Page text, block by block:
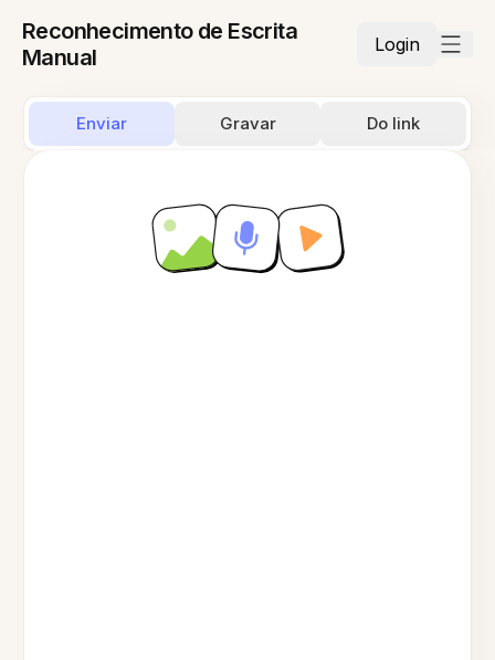
Reconhecimento de Escrita
Manual
Login
Enviar Gravar Do link